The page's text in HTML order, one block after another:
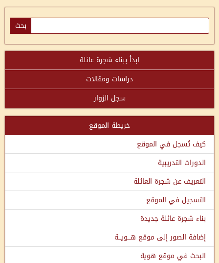
ابدأ ببناء شجرة عائلة
دراسات ومقالات
سجل الزوار
خريطة الموقع
كيف تُسجل في الموقع
الدورات التدريبية
التعريف عن شجرة العائلة
التسجيل في الموقع
بناء شجرة عائلة جديدة
إضافة الصور إلى موقع هـــويـــة
البحث في موقع هوية